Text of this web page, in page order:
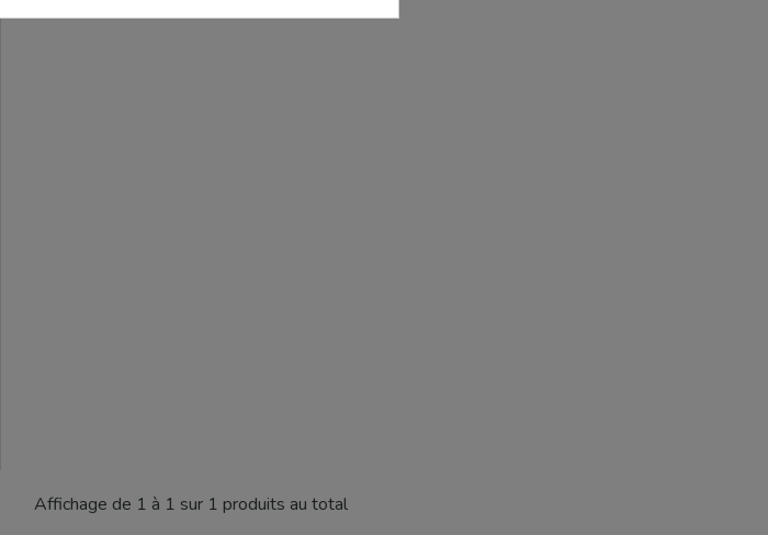
Affichage de 1 à 1 sur 1 produits au total